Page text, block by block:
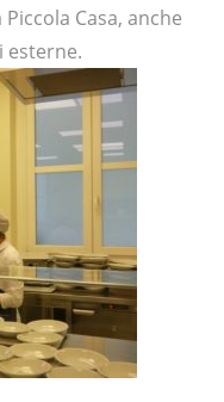
Casa, anche
esterne.